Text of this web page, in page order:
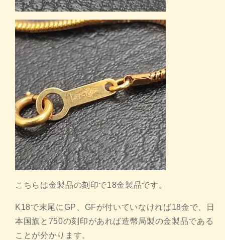
こちらは金製品の刻印で18金製品です。
K18で末尾にGP、GFが付いていなければ18金で、日
本国旗と750の刻印があれば造幣局製の金製品である
ことが分かります。